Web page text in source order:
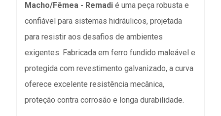
Macho/Fêmea - Remadi é uma peça robusta e
confiável para sistemas hidráulicos, projetada
para resistir aos desafios de ambientes
exigentes. Fabricada em ferro fundido maleável e
protegida com revestimento galvanizado, a curva
oferece excelente resistência mecânica,
proteção contra corrosão e longa durabilidade.